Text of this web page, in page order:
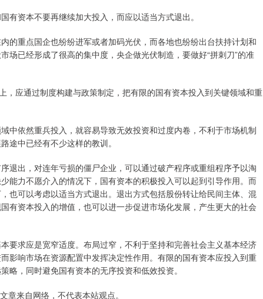
资本不要再继续加大投入，而应以适当方式退出。
重点国企也纷纷进军或者加码光伏，而各地也纷纷出台扶持计划和
场已经形成了很高的集中度，央企做光伏制造，要做好“拼刺刀”的准
应通过制度构建与政策制定，把有限的国有资本投入到关键领域和重
依然重兵投入，就容易导致无效投资和过度内卷，不利于市场机制
途中已经有不少这样的教训。
出，对连年亏损的僵尸企业，可以通过破产程序或重组程序予以淘
能力不愿介入的情况下，国有资本的积极投入可以起到引导作用。而
也可以考虑以适当方式退出。退出方式包括股份转让给民间主体、混
有资本投入的增值，也可以进一步促进市场化发展，产生更大的社会
求应是宽窄适度。布局过窄，不利于坚持和完善社会主义基本经济
影响市场在资源配置中发挥决定性作用。有限的国有资本应投入到重
略，同时避免国有资本的无序投资和低效投资。
章来自网络，不代表本站观点。